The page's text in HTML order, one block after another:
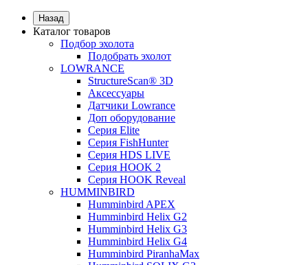
Назад
Каталог товаров
Подбор эхолота
Подобрать эхолот
LOWRANCE
StructureScan® 3D
Аксессуары
Датчики Lowrance
Доп оборудование
Серия Elite
Серия FishHunter
Серия HDS LIVE
Серия HOOK 2
Серия HOOK Reveal
HUMMINBIRD
Humminbird APEX
Humminbird Helix G2
Humminbird Helix G3
Humminbird Helix G4
Humminbird PiranhaMax